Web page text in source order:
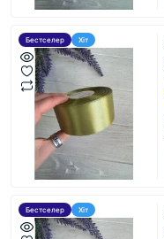
Бестселер Хіт
Бестселер Хіт